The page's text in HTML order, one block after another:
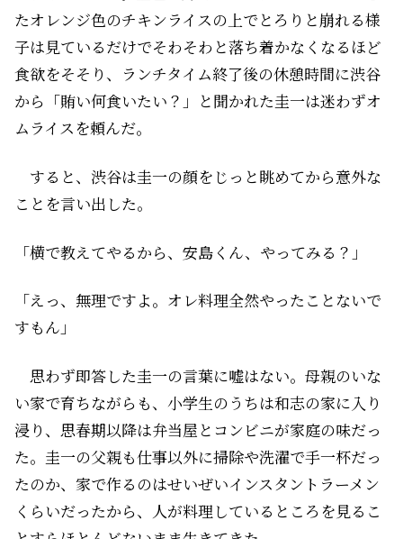
たオレンジ色のチキンライスの上でとろりと崩れる様
子は見ているだけでそわそわと落ち着かなくなるほど
食欲をそそり、ランチタイム終了後の休憩時間に渋谷
から「賄い何食いたい？」と聞かれた圭一は迷わずオ
ムライスを頼んだ。
すると、渋谷は圭一の顔をじっと眺めてから意外な
ことを言い出した。
「横で教えてやるから、安島くん、やってみる？」
「えっ、無理ですよ。オレ料理全然やったことないで
すもん」
思わず即答した圭一の言葉に嘘はない。母親のいな
い家で育ちながらも、小学生のうちは和志の家に入り
浸り、思春期以降は弁当屋とコンビニが家庭の味だっ
た。圭一の父親も仕事以外に掃除や洗濯で手一杯だっ
たのか、家で作るのはせいぜいインスタントラーメン
くらいだったから、人が料理しているところを見るこ